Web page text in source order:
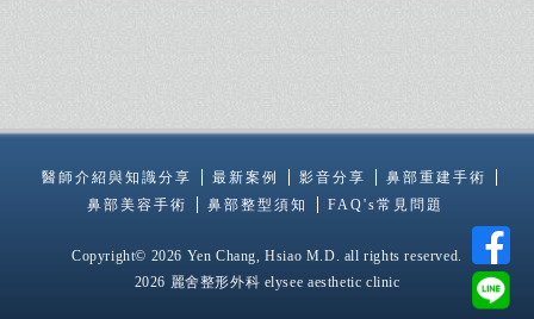
醫師介紹與知識分享 最新案例 影音分享
鼻部重建手術
鼻部美容手術
鼻部整型須知 FAQ's常見問題
Copyright© 2026 Yen Chang, Hsiao M.D. all rights reserved.
2026 麗舍整形外科 elysee aesthetic clinic